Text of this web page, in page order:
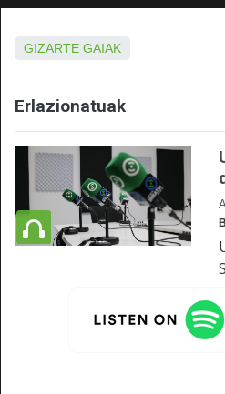
GIZARTE GAIAK
Erlazionatuak